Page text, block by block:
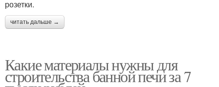
розетки.
читать дальше →
Какие материалы нужны для
строительства банной печи за 7